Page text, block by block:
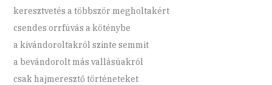
keresztvetés a többször megholtakért
csendes orrfúvás a köténybe
a kivándoroltakról szinte semmit
a bevándorolt más vallásúakról
csak hajmeresztő történeteket